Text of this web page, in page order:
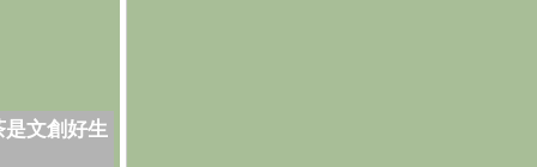
文創好生